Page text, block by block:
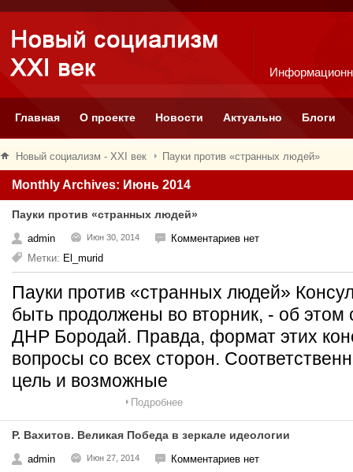
Главная О проекте Новости Актуально Блоги
Новый социализм - XXI век Пауки против «странных людей»
Monthly Archives: Июнь 2014
Пауки против «странных людей»
admin Июн 30, 2014
Комментариев нет
Метки: El_murid
Пауки против «странных людей»
быть продолжены во вторник, - об
ДНР Бородай. Правда, формат этих
вопросы со всех сторон.
цель и возможные
Подробнее
Р. Вахитов. Великая Победа в зеркале идеологии
admin Июн 27, 2014
Комментариев нет